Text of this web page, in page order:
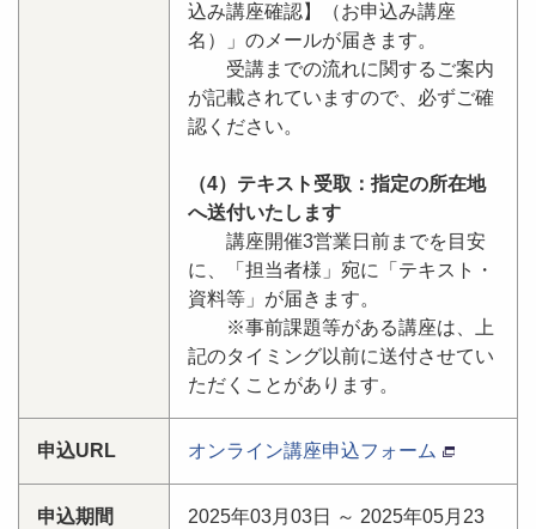
込み講座確認】（お申込み講座
名）」のメールが届きます。
受講までの流れに関するご案内
が記載されていますので、必ずご確
認ください。
（4）テキスト受取：指定の所在地
へ送付いたします
講座開催3営業日前までを目安
に、「担当者様」宛に「テキスト・
資料等」が届きます。
※事前課題等がある講座は、上
記のタイミング以前に送付させてい
ただくことがあります。
申込URL オンライン講座申込フォーム
申込期間
2025年03月03日 ～ 2025年05月23